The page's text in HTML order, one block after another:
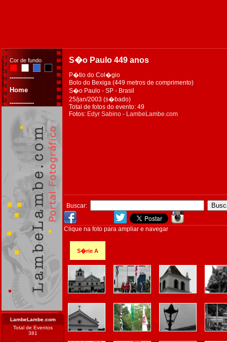
Cor de fundo
------------
Home
------------
LambeLambe.com
Total de Eventos
381
S�o Paulo 449 anos
P�tio do Col�gio
Bolo do Bexiga (449 metros de comprimento)
S�o Paulo - SP - Brasil
25/jan/2003 (s�bado)
Total de fotos do evento: 49
Fotos: Edyr Sabino - LambeLambe.com
Buscar:
Clique na foto para ampliar e navegar
S�rie A